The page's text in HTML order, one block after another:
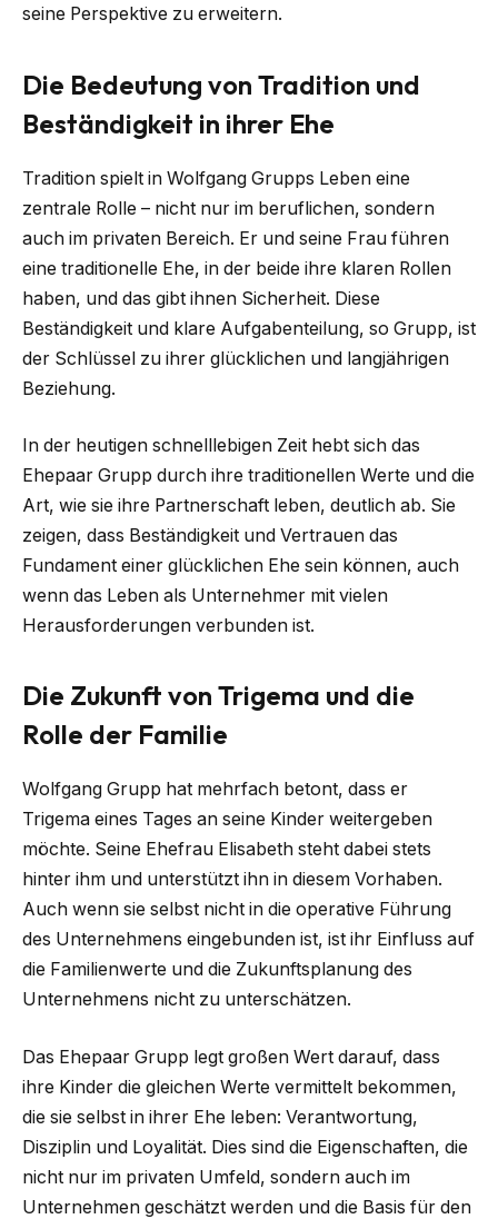
seine Perspektive zu erweitern.
Die Bedeutung von Tradition und
Beständigkeit in ihrer Ehe
Tradition spielt in Wolfgang Grupps Leben eine
zentrale Rolle – nicht nur im beruflichen, sondern
auch im privaten Bereich. Er und seine Frau führen
eine traditionelle Ehe, in der beide ihre klaren Rollen
haben, und das gibt ihnen Sicherheit. Diese
Beständigkeit und klare Aufgabenteilung, so Grupp, ist
der Schlüssel zu ihrer glücklichen und langjährigen
Beziehung.
In der heutigen schnelllebigen Zeit hebt sich das
Ehepaar Grupp durch ihre traditionellen Werte und die
Art, wie sie ihre Partnerschaft leben, deutlich ab. Sie
zeigen, dass Beständigkeit und Vertrauen das
Fundament einer glücklichen Ehe sein können, auch
wenn das Leben als Unternehmer mit vielen
Herausforderungen verbunden ist.
Die Zukunft von Trigema und die
Rolle der Familie
Wolfgang Grupp hat mehrfach betont, dass er
Trigema eines Tages an seine Kinder weitergeben
möchte. Seine Ehefrau Elisabeth steht dabei stets
hinter ihm und unterstützt ihn in diesem Vorhaben.
Auch wenn sie selbst nicht in die operative Führung
des Unternehmens eingebunden ist, ist ihr Einfluss auf
die Familienwerte und die Zukunftsplanung des
Unternehmens nicht zu unterschätzen.
Das Ehepaar Grupp legt großen Wert darauf, dass
ihre Kinder die gleichen Werte vermittelt bekommen,
die sie selbst in ihrer Ehe leben: Verantwortung,
Disziplin und Loyalität. Dies sind die Eigenschaften, die
nicht nur im privaten Umfeld, sondern auch im
Unternehmen geschätzt werden und die Basis für den